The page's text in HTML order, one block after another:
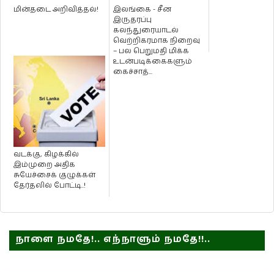
மின்தடை அறிவித்தல்!
இலங்கை - சீன
இருதரப்பு
கலந்துரையாடல்
வெற்றிகரமாக நிறைவு
– பல பெறுமதி மிக்க
உடன்படிக்கைகளும்
கைச்சாத்...
வடக்கு, கிழக்கில்
இம்முறை அதிக
சுயேச்சைக் குழுக்கள்
தேர்தலில் போட்டி..!
நாளை நமதே!.. எந்நாளும் நமதே!!..